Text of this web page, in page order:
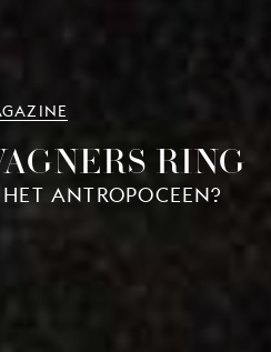
RING
ANTROPOCEEN?